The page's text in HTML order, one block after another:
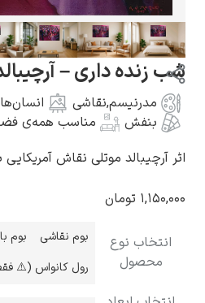
گوستاو کلیمت
داری – آرچیبالد موتلی
نقاشی انسان‌ها,دوشیزگان
مناسب همه‌ی فضاها افقی
نقاش آمریکایی به سال ۱۹۴۳ میلادی
بوم نقاشی
بوم با قاب چوبی
رول کانواس (⚠️ فقط چاپ)